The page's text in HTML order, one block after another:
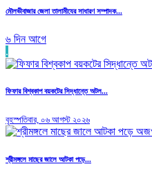
মৌলভীবাজার জেলা তালামীযের সাধারণ সম্পাদক...
৬ দিন আগে
.
ফিফার বিশ্বকাপ বয়কটের সিদ্ধান্তে অটল...
বৃহস্পতিবার, ০৬ আগস্ট ২০২৬
শ্রীমঙ্গলে মাছের জালে আটকা পড়ে...